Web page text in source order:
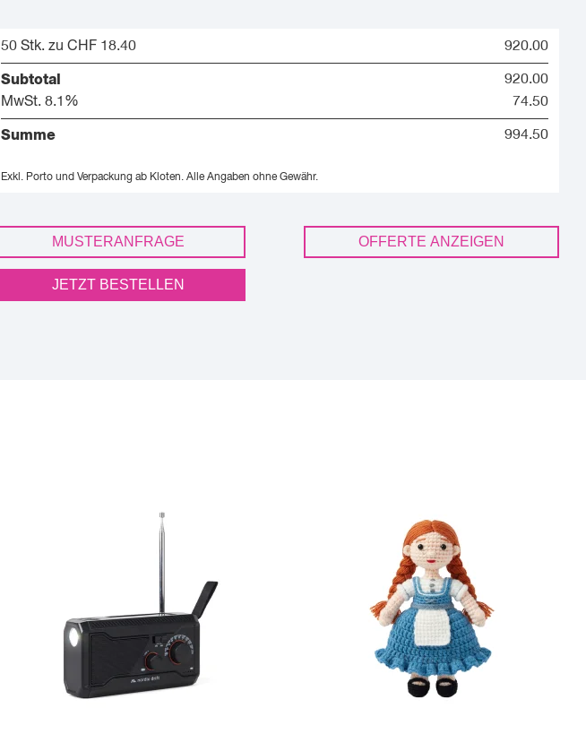
50 Stk. zu CHF 18.40 920.00
Subtotal
920.00
MwSt. 8.1%
74.50
Summe 994.50
Exkl. Porto und Verpackung ab Kloten. Alle Angaben ohne Gewähr.
MUSTERANFRAGE OFFERTE ANZEIGEN
JETZT BESTELLEN